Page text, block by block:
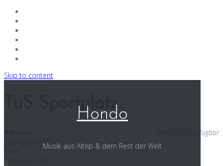
Skip to content
Hondo
Musik aus Altrip & dem Rest der Welt
TuS Sportplatz
Karte nicht verfügbar
Ludwigsplatz 5A
Rheinland-Pfalz